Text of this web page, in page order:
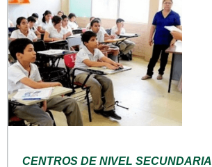
CENTROS DE NIVEL SECUNDARIA